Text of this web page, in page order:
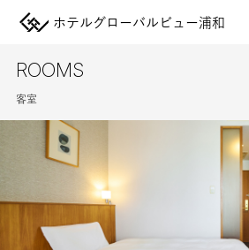
ホテルグローバルビュー浦和
ROOMS
客室